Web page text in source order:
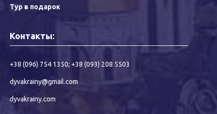
Тур в подарок
Контакты:
+38 (096) 754 1350; +38 (093) 208 5503
dyvakrainy@gmail.com
dyvakrainy.com